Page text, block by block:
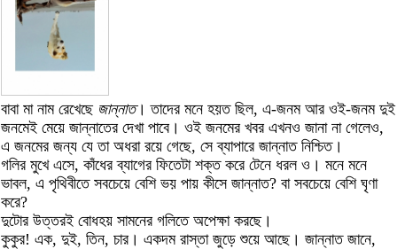
বাবা মা নাম রেখেছে জান্নাত। তাদের মনে হয়ত ছিল, এ-জনম আর ওই-জনম দুই
জনমেই মেয়ে জান্নাতের দেখা পাবে। ওই জনমের খবর এখনও জানা না গেলেও,
এ জনমের জন্য যে তা অধরা রয়ে গেছে, সে ব্যাপারে জান্নাত নিশ্চিত।
গলির মুখে এসে, কাঁধের ব্যাগের ফিতেটা শক্ত করে টেনে ধরল ও। মনে মনে
ভাবল, এ পৃথিবীতে সবচেয়ে বেশি ভয় পায় কীসে জান্নাত? বা সবচেয়ে বেশি ঘৃণা
করে?
দুটোর উত্তরই বোধহয় সামনের গলিতে অপেক্ষা করছে।
কুকুর! এক, দুই, তিন, চার। একদম রাস্তা জুড়ে শুয়ে আছে। জান্নাত জানে,